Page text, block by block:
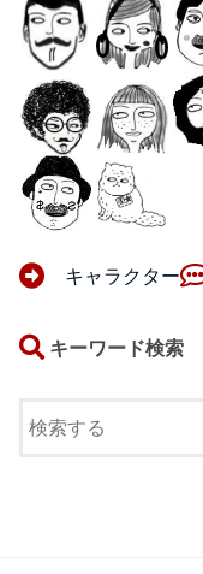
キャラクター
キーワード検索